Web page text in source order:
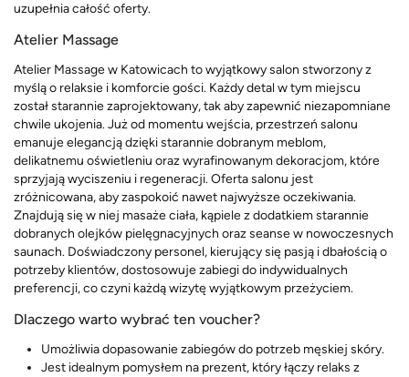
uzupełnia całość oferty.
Atelier Massage
Atelier Massage w Katowicach to wyjątkowy salon stworzony z
myślą o relaksie i komforcie gości. Każdy detal w tym miejscu
został starannie zaprojektowany, tak aby zapewnić niezapomniane
chwile ukojenia. Już od momentu wejścia, przestrzeń salonu
emanuje elegancją dzięki starannie dobranym meblom,
delikatnemu oświetleniu oraz wyrafinowanym dekoracjom, które
sprzyjają wyciszeniu i regeneracji. Oferta salonu jest
zróżnicowana, aby zaspokoić nawet najwyższe oczekiwania.
Znajdują się w niej masaże ciała, kąpiele z dodatkiem starannie
dobranych olejków pielęgnacyjnych oraz seanse w nowoczesnych
saunach. Doświadczony personel, kierujący się pasją i dbałością o
potrzeby klientów, dostosowuje zabiegi do indywidualnych
preferencji, co czyni każdą wizytę wyjątkowym przeżyciem.
Dlaczego warto wybrać ten voucher?
Umożliwia dopasowanie zabiegów do potrzeb męskiej skóry.
Jest idealnym pomysłem na prezent, który łączy relaks z